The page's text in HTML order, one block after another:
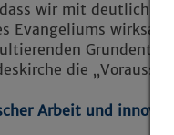
wir mit deutlich
Evangeliums
die
Arbeit und